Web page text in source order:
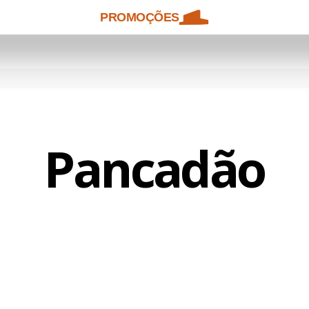
PROMOÇÕES
Pancadão